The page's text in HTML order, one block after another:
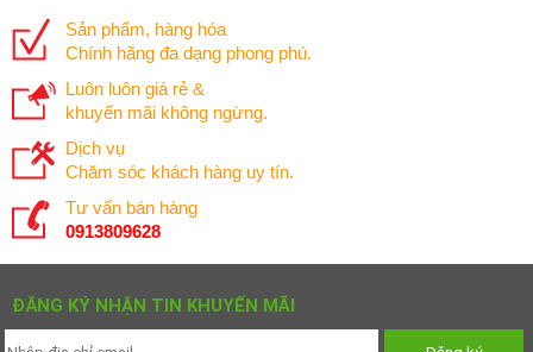
Sản phẩm, hàng hóa
Chính hãng đa dạng phong phú.
Luôn luôn giá rẻ &
khuyến mãi không ngừng.
Dịch vụ
Chăm sóc khách hàng uy tín.
Tư vấn bán hàng
0913809628
ĐĂNG KÝ NHẬN TIN KHUYẾN MÃI